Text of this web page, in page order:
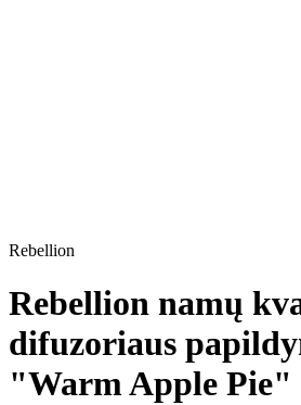
Rebellion
Rebellion namų
difuzoriaus
"Warm Apple Pie"